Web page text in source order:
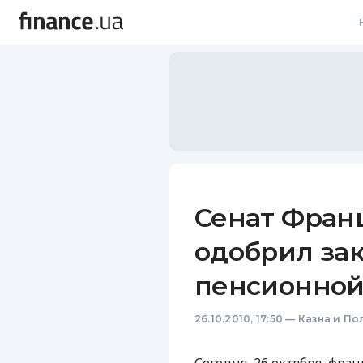
Сенат
одобрил
26.10.2010, 17:50 — Казна и